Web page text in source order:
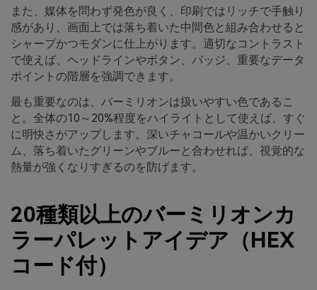
また、媒体を問わず発色が良く、印刷ではリッチで手触り
感があり、画面上では落ち着いた中間色と組み合わせると
シャープかつモダンに仕上がります。適切なコントラスト
で使えば、ヘッドラインやボタン、バッジ、重要なデータ
ポイントの階層を強調できます。
最も重要なのは、バーミリオンは扱いやすい色であるこ
と。全体の10～20%程度をハイライトとして使えば、すぐ
に明快さがアップします。深いチャコールや温かいクリー
ム、落ち着いたグリーンやブルーと合わせれば、視覚的な
熱量が強くなりすぎるのを防げます。
20種類以上のバーミリオンカ
ラーパレットアイデア（HEX
コード付）